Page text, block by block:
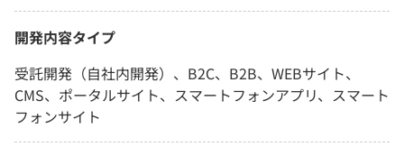
開発内容タイプ
受託開発（自社内開発）、B2C、B2B、WEBサイト、
CMS、ポータルサイト、スマートフォンアプリ、スマート
フォンサイト